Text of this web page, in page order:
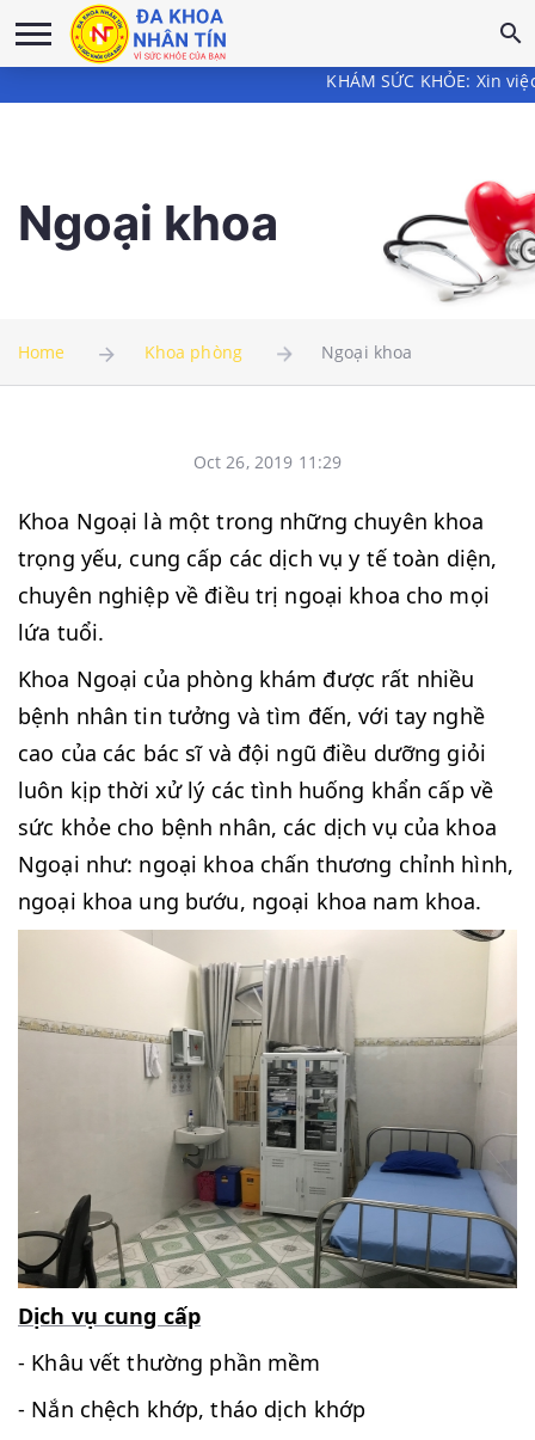
KHÁM SỨC KHỎE: Xin việc/
Ngoại khoa
Home Khoa phòng Ngoại khoa
Oct 26, 2019 11:29
Khoa Ngoại là một trong những chuyên khoa
trọng yếu, cung cấp các dịch vụ y tế toàn diện,
chuyên nghiệp về điều trị ngoại khoa cho mọi
lứa tuổi.
Khoa Ngoại của phòng khám được rất nhiều
bệnh nhân tin tưởng và tìm đến, với tay nghề
cao của các bác sĩ và đội ngũ điều dưỡng giỏi
luôn kịp thời xử lý các tình huống khẩn cấp về
sức khỏe cho bệnh nhân, các dịch vụ của khoa
Ngoại như: ngoại khoa chấn thương chỉnh hình,
ngoại khoa ung bướu, ngoại khoa nam khoa.
Dịch vụ cung cấp
- Khâu vết thường phần mềm
- Nắn chệch khớp, tháo dịch khớp